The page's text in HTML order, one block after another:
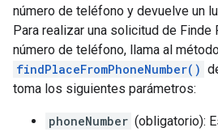
número de teléfono y devuelve un
Para realizar una solicitud de Finde
número de teléfono, llama al
findPlaceFromPhoneNumber()
toma los siguientes parámetros:
phoneNumber (obligatorio):